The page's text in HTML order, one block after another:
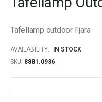
the
gallery
Tafellamp outdoor Fjara
AVAILABILITY:
IN STOCK
SKU 8881.0936
-